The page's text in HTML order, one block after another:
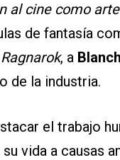
al cine como
de fantasía
, a
de la industria.
el trabajo
vida a causas